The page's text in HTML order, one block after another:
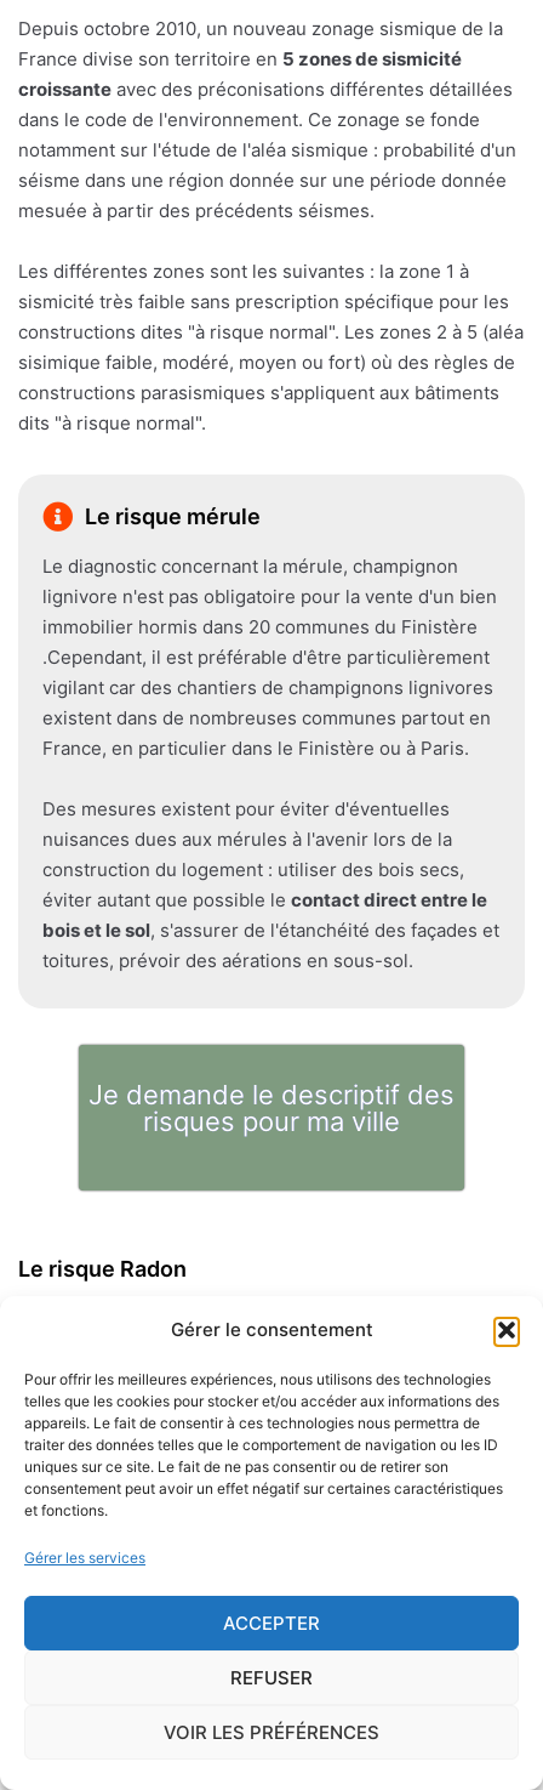
Gérer le consentement
Pour offrir les meilleures expériences, nous utilisons des technologies
telles que les cookies pour stocker et/ou accéder aux informations des
appareils. Le fait de consentir à ces technologies nous permettra de
traiter des données telles que le comportement de navigation ou les ID
uniques sur ce site. Le fait de ne pas consentir ou de retirer son
consentement peut avoir un effet négatif sur certaines caractéristiques
et fonctions.
Gérer les services
ACCEPTER
REFUSER
VOIR LES PRÉFÉRENCES
Depuis octobre 2010, un nouveau zonage sismique de la
France divise son territoire en 5 zones de sismicité
croissante avec des préconisations différentes détaillées
dans le code de l'environnement. Ce zonage se fonde
notamment sur l'étude de l'aléa sismique : probabilité d'un
séisme dans une région donnée sur une période donnée
mesuée à partir des précédents séismes.
Les différentes zones sont les suivantes : la zone 1 à
sismicité très faible sans prescription spécifique pour les
constructions dites "à risque normal". Les zones 2 à 5 (aléa
sisimique faible, modéré, moyen ou fort) où des règles de
constructions parasismiques s'appliquent aux bâtiments
dits "à risque normal".
Le risque mérule
Le diagnostic concernant la mérule, champignon
lignivore n'est pas obligatoire pour la vente d'un bien
immobilier hormis dans 20 communes du Finistère
.Cependant, il est préférable d'être particulièrement
vigilant car des chantiers de champignons lignivores
existent dans de nombreuses communes partout en
France, en particulier dans le Finistère ou à Paris.
Des mesures existent pour éviter d'éventuelles
nuisances dues aux mérules à l'avenir lors de la
construction du logement : utiliser des bois secs,
éviter autant que possible le contact direct entre le
bois et le sol, s'assurer de l'étanchéité des façades et
toitures, prévoir des aérations en sous-sol.
Je demande le descriptif des
risques pour ma ville
Le risque Radon
La commune de Tavera se trouve dans une zone
considéré commeélevé.
Certains territoires français présentent uneconcentration
importante de radon, gaz radioactif issu de la
désintégration du radium et de l'uranium, deux éléments
Radioprotection et de Sûreté Nucléaire), à la demande de
l'Autorité de Sûreté Nucléaire, a cartographié le territoire
français en délimitant trois types de communes de
potentiel 1, 2 ou 3.
cancer du poumon.